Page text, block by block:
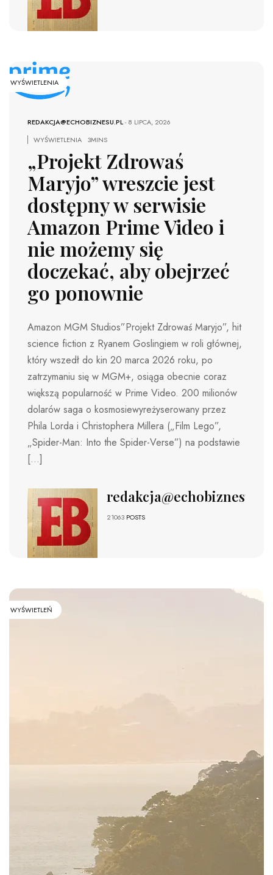
WYŚWIETLENIA
REDAKCJA@ECHOBIZNESU.PL-8 LIPCA, 2026
WYŚWIETLENIA
3MINS
„Projekt Zdrowaś
Maryjo” wreszcie jest
dostępny w serwisie
Amazon Prime Video i
nie możemy się
doczekać, aby obejrzeć
go ponownie
Amazon MGM Studios”Projekt Zdrowaś Maryjo”, hit
science fiction z Ryanem Goslingiem w roli głównej,
który wszedł do kin 20 marca 2026 roku, po
zatrzymaniu się w MGM+, osiąga obecnie coraz
większą popularność w Prime Video. 200 milionów
dolarów saga o kosmosiewyreżyserowany przez
Phila Lorda i Christophera Millera („Film Lego”,
„Spider-Man: Into the Spider-Verse”) na podstawie
[…]
redakcja@echobiznesu.pl
21063 POSTS
WYŚWIETLEŃ